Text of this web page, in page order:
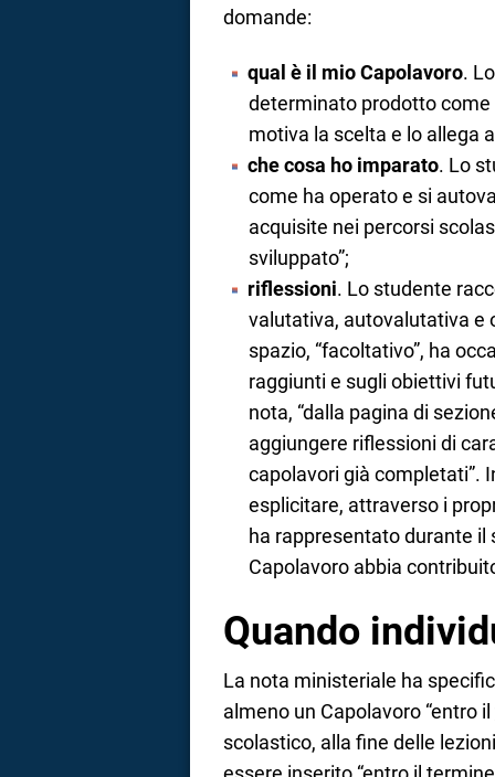
domande:
qual è il mio Capolavoro.
determinato prodotto come
motiva la scelta e lo allega
che cosa ho imparato. Lo
come ha operato e si
acquisite nei percorsi
sviluppato”;
riflessioni. Lo studente
valutativa, autovalutativa e
spazio, “facoltativo”, ha
raggiunti e sugli obiettivi
nota, “dalla pagina di
aggiungere riflessioni di
capolavori già completati”.
esplicitare, attraverso i
ha rappresentato durante il
Capolavoro abbia
Quando
La nota ministeriale ha
almeno un Capolavoro “entro il
scolastico, alla fine delle